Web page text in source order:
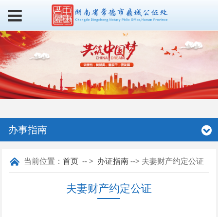
办事指南
当前位置： 首页-- > 办证指南--> 夫妻财产约定公证
夫妻财产约定公证